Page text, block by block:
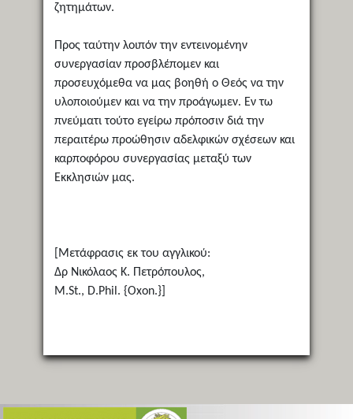
ζητημάτων.
Προς ταύτην λοιπόν την εντεινομένην
συνεργασίαν προσβλέπομεν και
προσευχόμεθα να μας βοηθή ο Θεός να την
υλοποιούμεν και να την προάγωμεν. Εν τω
πνεύματι τούτο εγείρω πρόποσιν διά την
περαιτέρω προώθησιν αδελφικών σχέσεων και
καρποφόρου συνεργασίας μεταξύ των
Εκκλησιών μας.
[Μετάφρασις εκ του αγγλικού:
Δρ Νικόλαος Κ. Πετρόπουλος,
M.St., D.Phil. {Oxon.}]